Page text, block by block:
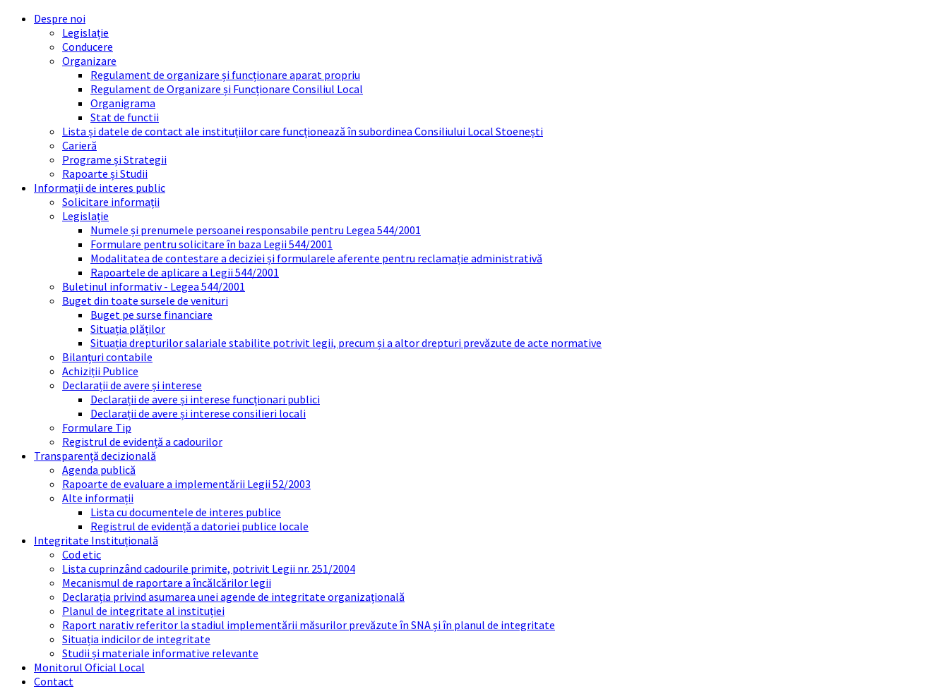
Skip
Skip
Skip
Skip
Despre noi
Legislație
Conducere
Organizare
Regulament de organizare și funcționare aparat propriu
Regulament de Organizare și Funcționare Consiliul Local
Organigrama
Stat de functii
Lista și datele de contact ale instituțiilor care funcționează în subordinea Consiliului Local Stoenești
Carieră
Programe și Strategii
Rapoarte și Studii
Informații de interes public
Solicitare informații
Legislație
Numele și prenumele persoanei responsabile pentru Legea 544/2001
Formulare pentru solicitare în baza Legii 544/2001
Modalitatea de contestare a deciziei și formularele aferente pentru reclamație administrativă
Rapoartele de aplicare a Legii 544/2001
Buletinul informativ - Legea 544/2001
Buget din toate sursele de venituri
Buget pe surse financiare
Situația plăților
Situația drepturilor salariale stabilite potrivit legii, precum și a altor drepturi prevăzute de acte normative
Bilanțuri contabile
Achiziții Publice
Declarații de avere și interese
Declarații de avere și interese funcționari publici
Declarații de avere și interese consilieri locali
Formulare Tip
Registrul de evidență a cadourilor
Transparență decizională
Agenda publică
Rapoarte de evaluare a implementării Legii 52/2003
Alte informații
Lista cu documentele de interes publice
Registrul de evidență a datoriei publice locale
Integritate Instituțională
Cod etic
Lista cuprinzând cadourile primite, potrivit Legii nr. 251/2004
Mecanismul de raportare a încălcărilor legii
Declarația privind asumarea unei agende de integritate organizațională
Planul de integritate al instituției
Raport narativ referitor la stadiul implementării măsurilor prevăzute în SNA și în planul de integritate
Situația indicilor de integritate
Studii și materiale informative relevante
Monitorul Oficial Local
Contact